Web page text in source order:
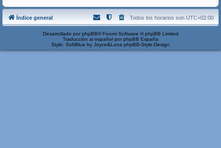
Índice general Todos los horarios son UTC+02:00
Desarrollado por phpBB® Forum Software © phpBB Limited
Traducción al español por phpBB España
Style: SoftBlue by Joyce&Luna phpBB-Style-Design